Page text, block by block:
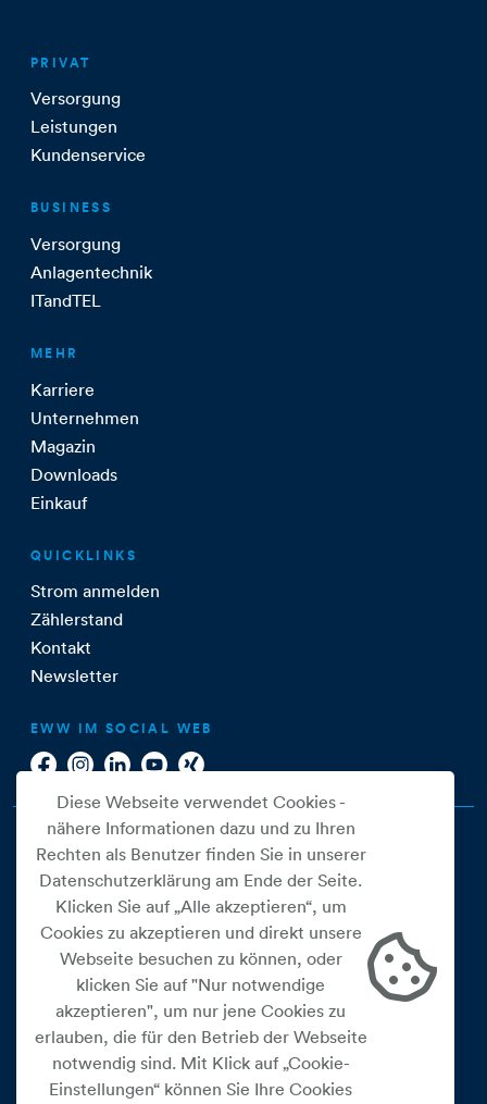
PRIVAT
Versorgung
Leistungen
Kundenservice
BUSINESS
Versorgung
Anlagentechnik
ITandTEL
MEHR
Karriere
Unternehmen
Magazin
Downloads
Einkauf
QUICKLINKS
Strom anmelden
Zählerstand
Kontakt
Newsletter
EWW IM SOCIAL WEB
Cookie Einstellungen
Datenschutz
Impressum
Widerrufsbelehrung
Diese Webseite verwendet Cookies -
nähere Informationen dazu und zu Ihren
Rechten als Benutzer finden Sie in unserer
Datenschutzerklärung am Ende der Seite.
Klicken Sie auf „Alle akzeptieren“, um
Cookies zu akzeptieren und direkt unsere
Webseite besuchen zu können, oder
klicken Sie auf "Nur notwendige
akzeptieren", um nur jene Cookies zu
erlauben, die für den Betrieb der Webseite
notwendig sind. Mit Klick auf „Cookie-
Einstellungen“ können Sie Ihre Cookies